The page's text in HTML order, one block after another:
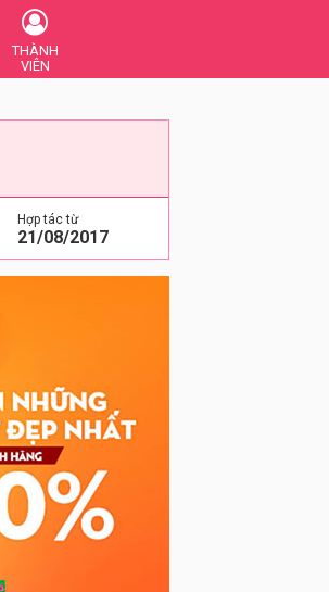
THÀNH
VIÊN
Hợp tác từ
21/08/2017